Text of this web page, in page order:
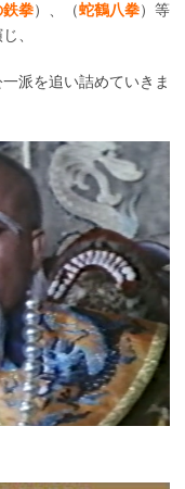
鉄拳）、（蛇鶴八拳）等
、
派を追い詰めていきま